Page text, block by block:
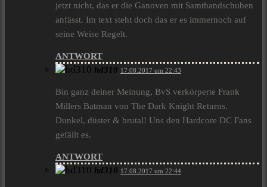
jetzt nicht, das er die Ganoven mit Samthandschuhen
anfässt. Im text steht doch das er es immernoch auf
seine Weise Regelt.
ANTWORT
hd310 17.08.2017 um 22:43
Bin ganz deiner Meinung, BvS verkörperte Frank
Millers Batman von The Dark Knight Returns.
Dunkel, düster & brutal! Uns den Hardcore DC Fans
gefällt es.
ANTWORT
hd310 17.08.2017 um 22:44